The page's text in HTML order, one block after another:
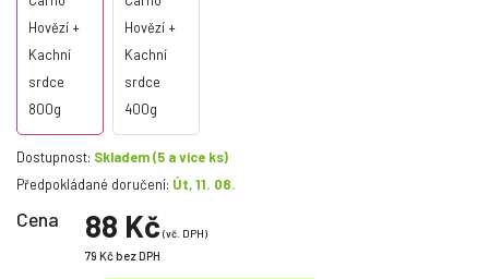
Dostupnost: Skladem(5 a více ks)
Předpokládané doručení: Út, 11. 08.
Cena 88 Kč(vč. DPH)
79 Kčbez DPH